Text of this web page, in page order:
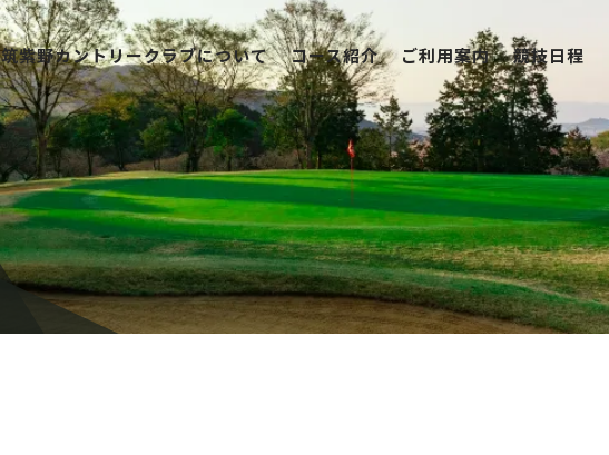
筑紫野カントリークラブについて コース紹介 ご利用案内 競技日程
筑紫野カントリークラブについて
コース紹介
ご利用案内
競技日程